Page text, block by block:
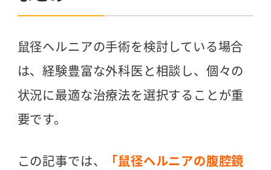
鼠径ヘルニアの手術を検討している場合
は、経験豊富な外科医と相談し、個々の
状況に最適な治療法を選択することが重
要です。
この記事では、
「鼠径ヘルニアの腹腔鏡